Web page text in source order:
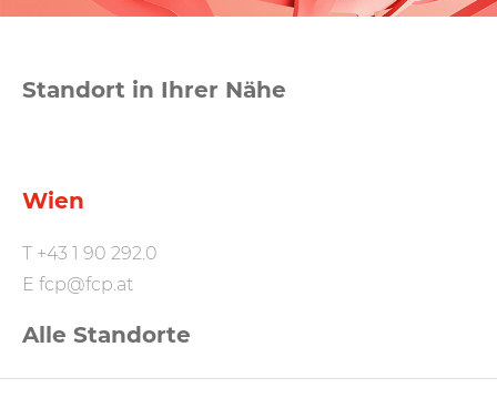
Standort in Ihrer Nähe
Wien
T +43 1 90 292.0
E fcp@fcp.at
Alle Standorte